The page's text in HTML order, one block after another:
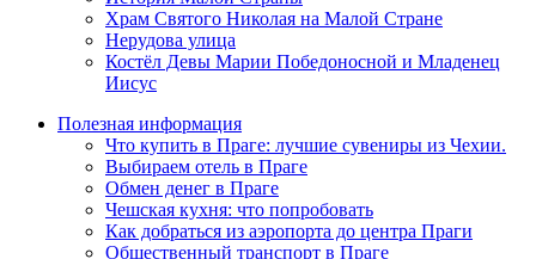
Храм Святого Николая на Малой Стране
Нерудова улица
Костёл Девы Марии Победоносной и Младенец
Иисус
Полезная информация
Что купить в Праге: лучшие сувениры из Чехии.
Выбираем отель в Праге
Обмен денег в Праге
Чешская кухня: что попробовать
Как добраться из аэропорта до центра Праги
Общественный транспорт в Праге